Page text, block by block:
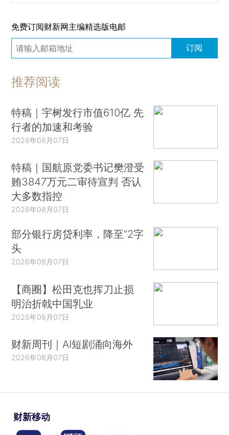
免费订阅财新网主编精选版电邮
订阅
推荐阅读
特稿｜宇树发行市值610亿 先
行者的加速和考验
2026年08月07日
特稿｜国航原党委书记樊澄受
贿3847万元二审待宣判 否认
大多数指控
2026年08月07日
部分银行房贷利率，降至“2字
头
2026年08月07日
【商圈】松田克也挥刀止损
明治折戟中国乳业
2026年08月07日
财新周刊｜AI短剧涌向海外
2026年08月07日
财新移动